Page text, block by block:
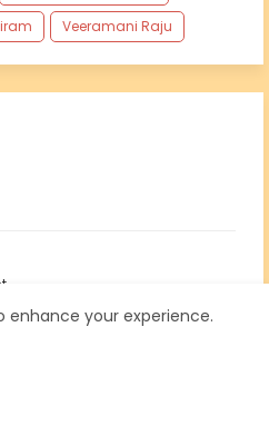
Veeramani Raju
enhance your experience.